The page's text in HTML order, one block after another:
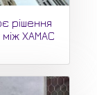
рішення
ХАМАС